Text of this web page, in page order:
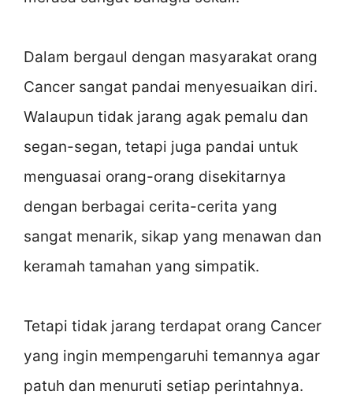
Dalam bergaul dengan masyarakat orang
Cancer sangat pandai menyesuaikan diri.
Walaupun tidak jarang agak pemalu dan
segan-segan, tetapi juga pandai untuk
menguasai orang-orang disekitarnya
dengan berbagai cerita-cerita yang
sangat menarik, sikap yang menawan dan
keramah tamahan yang simpatik.
Tetapi tidak jarang terdapat orang Cancer
yang ingin mempengaruhi temannya agar
patuh dan menuruti setiap perintahnya.